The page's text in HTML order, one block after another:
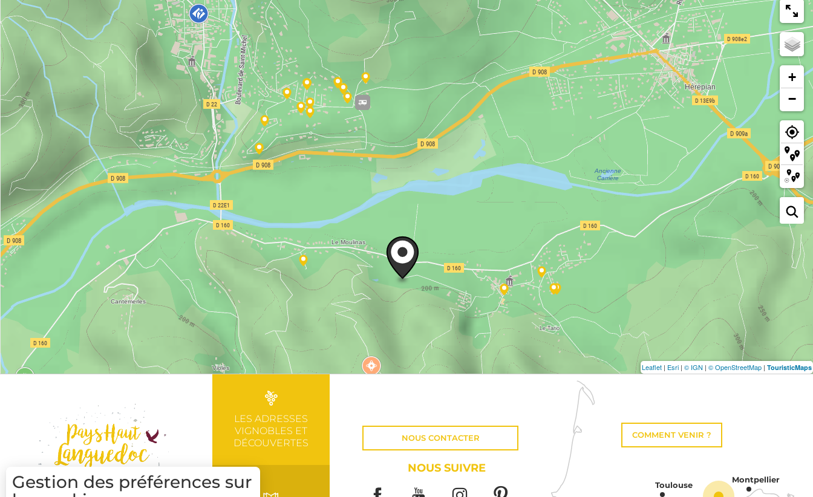
+
−
Leaflet | Esri | © IGN | © OpenStreetMap | TouristicMaps
LES ADRESSES
VIGNOBLES ET
DÉCOUVERTES
NOUS CONTACTER
NOUS SUIVRE
COMMENT VENIR ?
Toulouse
Montpellier
Gestion des préférences sur